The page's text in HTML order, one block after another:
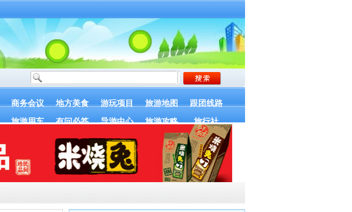
商务会议 地方美食 游玩项目 旅游地图
跟团线路
旅游用车 有问必答 导游中心 旅游攻略 旅行社